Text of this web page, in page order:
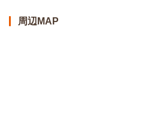
周辺MAP